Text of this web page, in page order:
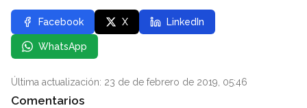
Facebook X LinkedIn
WhatsApp
Última actualización: 23 de de febrero de 2019, 05:46
Comentarios